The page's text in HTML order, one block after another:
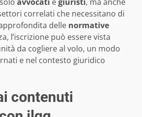
correlati che necessitano di
delle normative
l’iscrizione può essere vista
da cogliere al volo, un modo
e nel contesto giuridico
contenuti